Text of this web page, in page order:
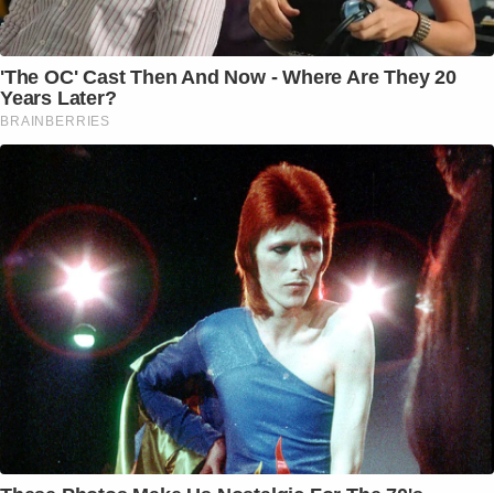
'The OC' Cast Then And Now - Where Are They 20
Years Later?
BRAINBERRIES